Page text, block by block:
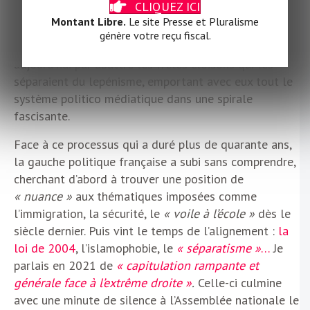
met en forme, en mots, en récit, la dérive générale
du dispositif de domination. Comment s’étonner au
final que le pouvoir et la droite en général finissent
aujourd’hui par abattre les frêles cloisons qui les
séparaient du lepénisme, emportant avec eux tout le
système politico médiatique dans une spirale
fascisante.
Face à ce processus qui a duré plus de quarante ans,
la gauche politique française a subi sans comprendre,
cherchant d’abord à trouver une position de
« nuance » aux thématiques imposées comme
l’immigration, la sécurité, le « voile à l’école » dès le
siècle dernier. Puis vint le temps de l’alignement : la
loi de 2004, l’islamophobie, le « séparatisme »…Je
parlais en 2021 de « capitulation rampante et
générale face à l’extrême droite ». Celle-ci culmine
avec une minute de silence à l’Assemblée nationale le
CLIQUEZ ICI
Montant Libre. Le site Presse et Pluralisme
génère votre reçu fiscal.